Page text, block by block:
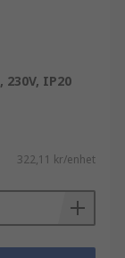
230V, IP20
322,11 kr/enhet